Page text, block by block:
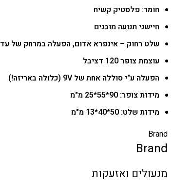
חומר: פלסטיק קשיח
חיישני תנועה מובנים
שלט רחוק – אינפרא אדום, הפעלה במרחק של עד 20 מטר
עוצמת צופר 120 דציבל
הפעלה ע"י סוללה אחת של 9V (כלולה באריזה!)
מידות צופר: 90*55*25 מ"מ
מידות שלט: 50*40*13 מ"מ
Brand
Brand
מנעולים ואזעקות